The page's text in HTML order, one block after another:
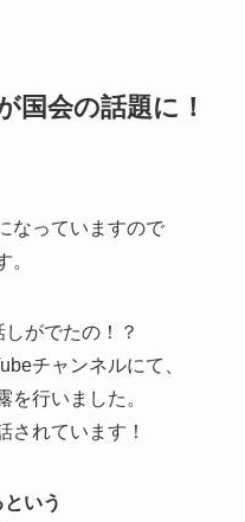
国会の話題に！
なっていますので
。
がでたの！？
チャンネルにて、
を行いました。
されています！
いう